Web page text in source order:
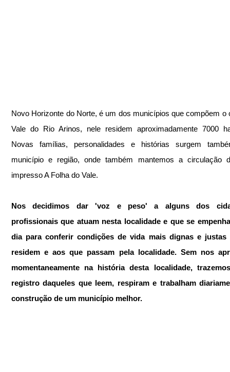
Novo Horizonte do Norte, é um dos municípios que compõem o
Vale do Rio Arinos, nele residem aproximadamente 7000
Novas famílias, personalidades e histórias surgem
município e região, onde também mantemos a circulação
impresso A Folha do Vale.
Nos decidimos dar 'voz e peso' a alguns dos
profissionais que atuam nesta localidade e que se
dia para conferir condições de vida mais dignas e justas
residem e aos que passam pela localidade. Sem nos
momentaneamente na história desta localidade,
registro daqueles que leem, respiram e trabalham
construção de um município melhor.